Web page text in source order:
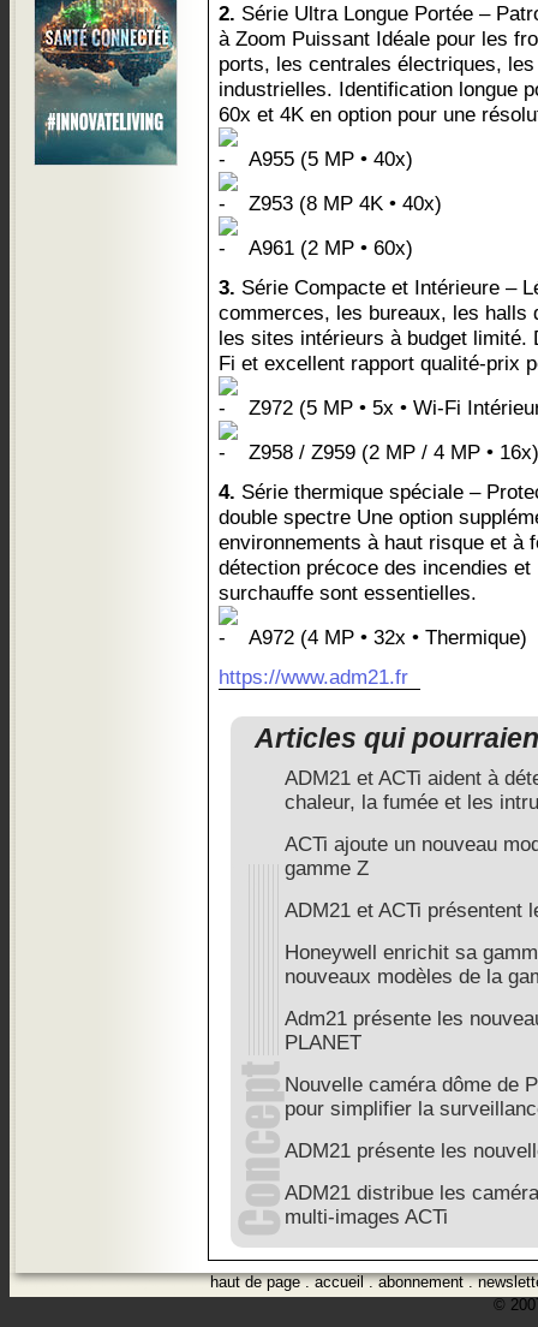
2. Série Ultra Longue Portée –
à Zoom Puissant Idéale pour les
ports, les centrales électriques,
industrielles. Identification longue
60x et 4K en option pour une
A955 (5 MP • 40x)
Z953 (8 MP 4K • 40x)
A961 (2 MP • 60x)
3. Série Compacte et Intérieure –
commerces, les bureaux, les halls
les sites intérieurs à budget limité.
Fi et excellent rapport qualité-prix
Z972 (5 MP • 5x • Wi-Fi
Z958 / Z959 (2 MP / 4 MP • 16x)
4. Série thermique spéciale –
double spectre Une option
environnements à haut risque et à
détection précoce des incendies
surchauffe sont essentielles.
A972 (4 MP • 32x • Thermique)
https://www.adm21.fr
Articles qui
ADM21 et ACTi aident à
chaleur, la fumée et les
ACTi ajoute un nouveau
gamme Z
ADM21 et ACTi présentent
Honeywell enrichit sa
nouveaux modèles de la
Adm21 présente les
PLANET
Nouvelle caméra dôme de
pour simplifier la
ADM21 présente les
ADM21 distribue les
multi-images ACTi
haut de page.accueil.abonnement.
©